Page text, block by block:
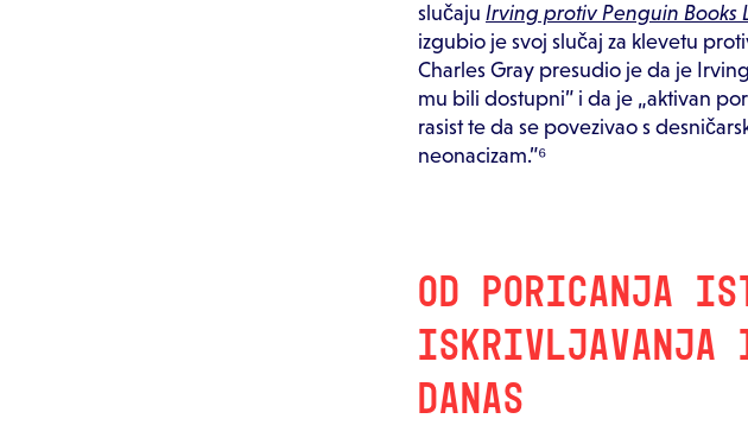
slučaju Irving protiv Penguin Books
izgubio je svoj slučaj za klevetu
Charles Gray presudio je da je
mu bili dostupni” i da je „aktivan
rasist te da se povezivao s
neonacizam.”⁶
OD PORICANJA
ISKRIVLJAVANJA
DANAS